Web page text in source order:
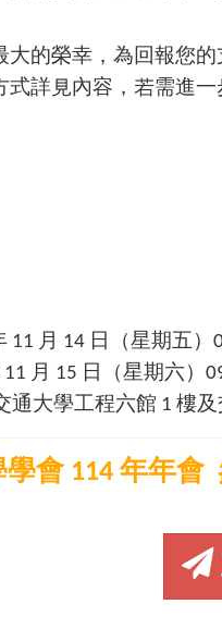
大的榮幸，為回報您
詳見內容，若需進
月 14 日（星期五）
日（星期六）
通大學工程六館 1 樓
會 114 年年